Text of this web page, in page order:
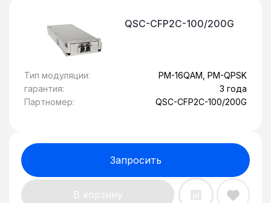
QSC-CFP2C-100/200G
Тип модуляции:
PM-16QAM, PM-QPSK
гарантия:
3 года
Партномер:
QSC-CFP2C-100/200G
Запросить
В корзину